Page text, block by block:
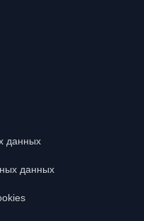
данных
данных